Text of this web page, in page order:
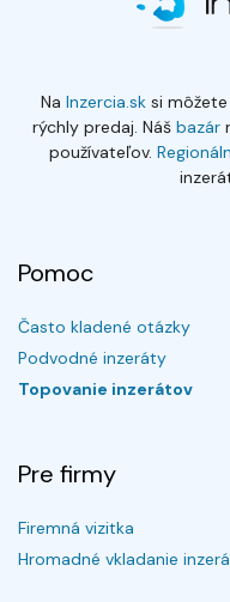
Na Inzercia.sksi môžete
rýchly predaj. Náš bazár
používateľov.
Pomoc
Často kladené otázky
Podvodné inzeráty
Topovanie inzerátov
Pre firmy
Firemná vizitka
Hromadné vkladanie